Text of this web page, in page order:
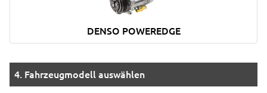
DENSO POWEREDGE
4. Fahrzeugmodell auswählen